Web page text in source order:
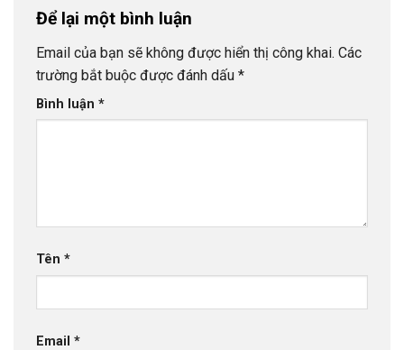
Để lại một bình luận
Email của bạn sẽ không được hiển thị công khai. Các
trường bắt buộc được đánh dấu *
Bình luận *
Tên *
Email *